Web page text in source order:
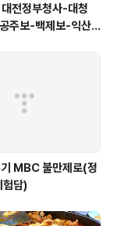
전정부청사-대청
주보-백제보-익산
MBC 불만제로(정
험담)